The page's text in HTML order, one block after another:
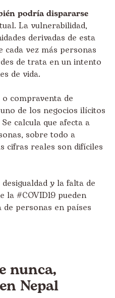
podría dispararse
La vulnerabilidad,
derivadas de esta
vez más personas
de trata en un intento
de vida.
compraventa de
de los negocios ilícitos
calcula que afecta a
sobre todo a
cifras reales son difíciles
y la falta de
la #COVID19 pueden
personas en países
nunca,
Nepal